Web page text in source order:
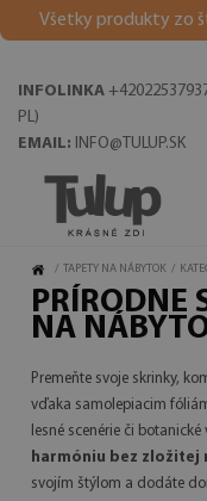
Všetky produkty zo
INFOLINKA
PL)
EMAIL: INFO@TULUP.SK
/ TAPETY NA NÁBYTOK /
PRÍRODNE
NA
Premeňte svoje skrinky,
vďaka samolepiacim
lesné scenérie či
harmóniu bez zložitej
svojím štýlom a dodáte